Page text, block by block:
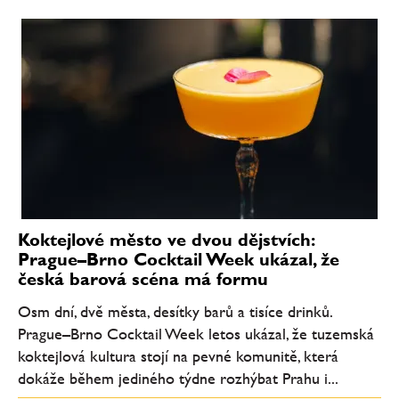
Koktejlové město ve dvou dějstvích:
Prague–Brno Cocktail Week ukázal, že
česká barová scéna má formu
Osm dní, dvě města, desítky barů a tisíce drinků.
Prague–Brno Cocktail Week letos ukázal, že tuzemská
koktejlová kultura stojí na pevné komunitě, která
dokáže během jediného týdne rozhýbat Prahu i...